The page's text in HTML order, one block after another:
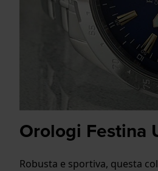
Orologi Festina
Robusta e sportiva, questa